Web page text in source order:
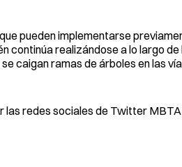
pueden implementarse
continúa realizándose a lo largo
caigan ramas de árboles en las
las redes sociales de Twitter